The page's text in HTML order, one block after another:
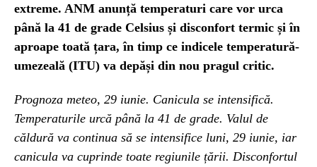
extreme. ANM anunță temperaturi care vor urca
până la 41 de grade Celsius și disconfort termic și în
aproape toată țara, în timp ce indicele temperatură-
umezeală (ITU) va depăși din nou pragul critic.
Prognoza meteo, 29 iunie. Canicula se intensifică.
Temperaturile urcă până la 41 de grade. Valul de
căldură va continua să se intensifice luni, 29 iunie, iar
canicula va cuprinde toate regiunile țării. Disconfortul